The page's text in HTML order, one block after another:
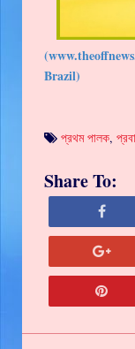
Brazil)
প্রথম পালক,
Share To: